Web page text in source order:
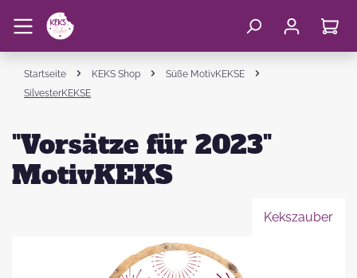
Startseite KEKS Shop
Süße MotivKEKSE
SilvesterKEKSE
"Vorsätze für 2023"
MotivKEKS
Kekszauber